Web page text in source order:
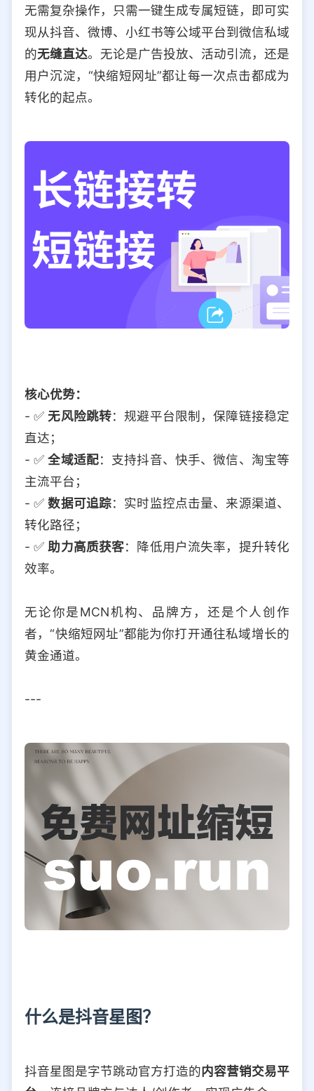
无需复杂操作，只需一键生成专属短链，即可实
现从抖音、微博、小红书等公域平台到微信私域
的无缝直达。无论是广告投放、活动引流，还是
用户沉淀，“快缩短网址”都让每一次点击都成为
转化的起点。
核心优势：
- ✅ 无风险跳转：规避平台限制，保障链接稳定
直达；
- ✅全域适配：支持抖音、快手、微信、淘宝等
主流平台；
- ✅数据可追踪：实时监控点击量、来源渠道、
转化路径；
- ✅助力高质获客：降低用户流失率，提升转化
效率。
无论你是MCN机构、品牌方，还是个人创作
者，“快缩短网址”都能为你打开通往私域增长的
黄金通道。
---
什么是抖音星图？
抖音星图是字节跳动官方打造的内容营销交易平